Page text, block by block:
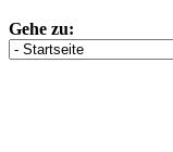
Gehe zu: